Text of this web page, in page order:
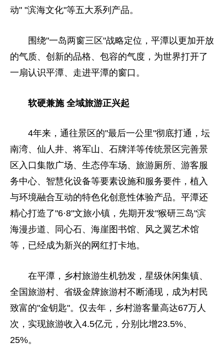
动" "滨海文化"等五大系列产品。
围绕"一岛两窗三区"战略定位，平潭以更加开放
的气质、创新的品格、包容的气度，为世界打开了
一扇认识平潭、走进平潭的窗口。
软硬兼施 全域旅游正兴起
4年来，通往景区的"最后一公里"彻底打通，坛
南湾、仙人井、将军山、石牌洋等传统景区完善景
区入口集散广场、生态停车场、旅游厕所、游客服
务中心、智慧化设备等要素设施和服务要件，植入
与环境融合互动的特色化创意性体验产品。平潭还
精心打造了"6·8"文旅小镇，先期开发"猴研三岛"滨
海漫步道、同心石、海崖图书馆、风之翼艺术馆
等，已经成为新兴的网红打卡地。
在平潭，乡村旅游生机勃发，星级休闲集镇、
全国旅游村、省级金牌旅游村不断涌现，成为村民
致富的"金钥匙"。仅去年，乡村游客量高达67万人
次，实现旅游收入4.5亿元，分别比增23.5%、
25%。